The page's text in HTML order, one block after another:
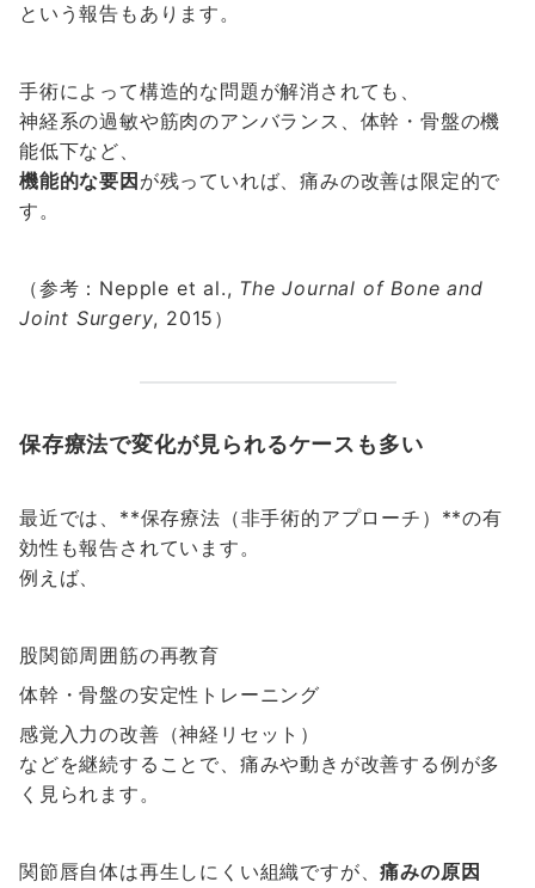
という報告もあります。
手術によって構造的な問題が解消されても、
神経系の過敏や筋肉のアンバランス、体幹・骨盤の機
能低下など、
機能的な要因 が残っていれば、痛みの改善は限定的で
す。
（参考：Nepple et al., The Journal of Bone and
Joint Surgery, 2015）
保存療法で変化が見られるケースも多い
最近では、**保存療法（非手術的アプローチ）**の有
効性も報告されています。
例えば、
股関節周囲筋の再教育
体幹・骨盤の安定性トレーニング
感覚入力の改善（神経リセット）
などを継続することで、痛みや動きが改善する例が多
く見られます。
関節唇自体は再生しにくい組織ですが、痛みの原因